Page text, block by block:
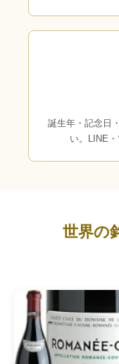
誕生年・記念日
い。LINE
世界の